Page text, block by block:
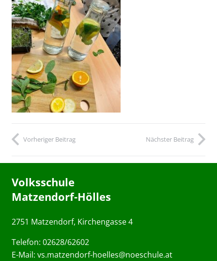
Vorheriger Beitrag Nächster Beitrag
Volksschule
Matzendorf-Hölles
2751 Matzendorf, Kirchengasse 4
Telefon: 02628/62602
E-Mail: vs.matzendorf-hoelles@noeschule.at